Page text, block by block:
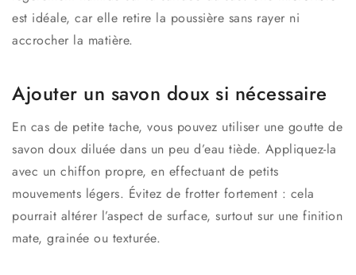
est idéale, car elle retire la poussière sans rayer ni
accrocher la matière.
Ajouter un savon doux si nécessaire
En cas de petite tache, vous pouvez utiliser une goutte de
savon doux diluée dans un peu d’eau tiède. Appliquez-la
avec un chiffon propre, en effectuant de petits
mouvements légers. Évitez de frotter fortement : cela
pourrait altérer l’aspect de surface, surtout sur une finition
mate, grainée ou texturée.